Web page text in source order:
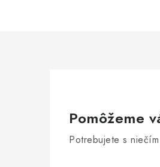
Pomôžeme
Potrebujete s